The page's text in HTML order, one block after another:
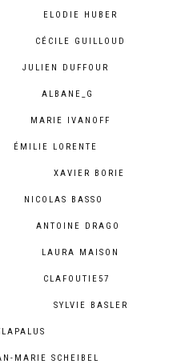
ELODIE HUBER
CÉCILE GUILLOUD
JULIEN DUFFOUR
ALBANE_G
MARIE IVANOFF
ÉMILIE LORENTE
XAVIER BORIE
NICOLAS BASSO
ANTOINE DRAGO
LAURA MAISON
CLAFOUTIE57
SYLVIE BASLER
MARIE SCHEIBEL